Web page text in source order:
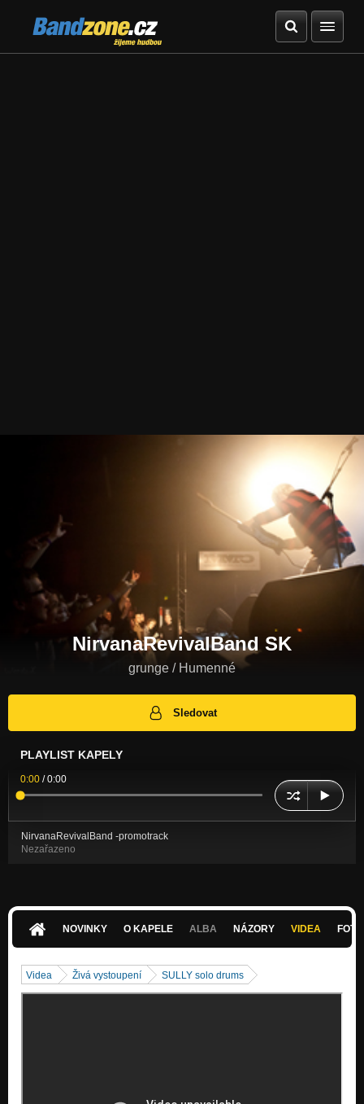
Bandzone.cz
žijeme hudbou
NirvanaRevivalBand SK
grunge / Humenné
Sledovat
PLAYLIST KAPELY
0:00 /0:00
NirvanaRevivalBand -promotrack
Nezařazeno
NOVINKY O KAPELE ALBA NÁZORY VIDEA
Videa Živá vystoupení SULLY solo drums